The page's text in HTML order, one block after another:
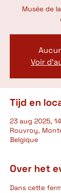
Musée de
Voir
Tijd en
23 aug 2025,
Rouvroy,
Belgique
Over het
Dans cette